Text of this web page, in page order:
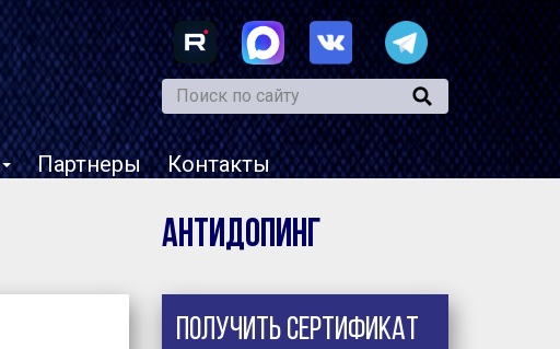
Партнеры Контакты
Антидопинг
Получить сертификат